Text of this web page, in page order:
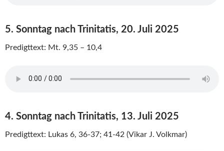
5. Sonntag nach Trinitatis, 20. Juli 2025
Predigttext: Mt. 9,35 – 10,4
4. Sonntag nach Trinitatis, 13. Juli 2025
Predigttext: Lukas 6, 36-37; 41-42 (Vikar J. Volkmar)